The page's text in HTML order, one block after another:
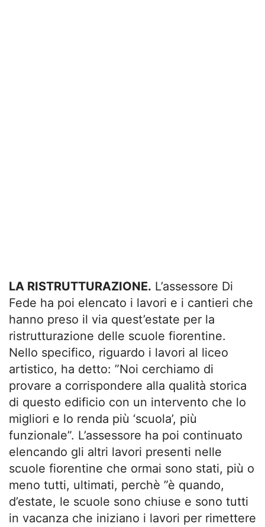
LA RISTRUTTURAZIONE. L’assessore Di
Fede ha poi elencato i lavori e i cantieri che
hanno preso il via quest’estate per la
ristrutturazione delle scuole fiorentine.
Nello specifico, riguardo i lavori al liceo
artistico, ha detto: ”Noi cerchiamo di
provare a corrispondere alla qualità storica
di questo edificio con un intervento che lo
migliori e lo renda più ‘scuola’, più
funzionale”. L’assessore ha poi continuato
elencando gli altri lavori presenti nelle
scuole fiorentine che ormai sono stati, più o
meno tutti, ultimati, perchè ”è quando,
d’estate, le scuole sono chiuse e sono tutti
in vacanza che iniziano i lavori per rimettere